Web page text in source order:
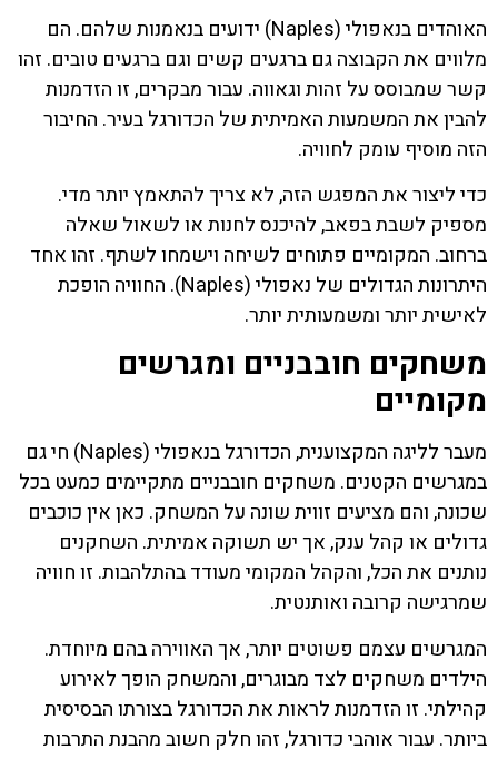
האוהדים בנאפולי (Naples) ידועים בנאמנות שלהם. הם
מלווים את הקבוצה גם ברגעים קשים וגם ברגעים טובים. זהו
קשר שמבוסס על זהות וגאווה. עבור מבקרים, זו הזדמנות
להבין את המשמעות האמיתית של הכדורגל בעיר. החיבור
הזה מוסיף עומק לחוויה.
כדי ליצור את המפגש הזה, לא צריך להתאמץ יותר מדי.
מספיק לשבת בפאב, להיכנס לחנות או לשאול שאלה
ברחוב. המקומיים פתוחים לשיחה וישמחו לשתף. זהו אחד
היתרונות הגדולים של נאפולי (Naples). החוויה הופכת
לאישית יותר ומשמעותית יותר.
משחקים חובבניים ומגרשים
מקומיים
מעבר לליגה המקצוענית, הכדורגל בנאפולי (Naples) חי גם
במגרשים הקטנים. משחקים חובבניים מתקיימים כמעט בכל
שכונה, והם מציעים זווית שונה על המשחק. כאן אין כוכבים
גדולים או קהל ענק, אך יש תשוקה אמיתית. השחקנים
נותנים את הכל, והקהל המקומי מעודד בהתלהבות. זו חוויה
שמרגישה קרובה ואותנטית.
המגרשים עצמם פשוטים יותר, אך האווירה בהם מיוחדת.
הילדים משחקים לצד מבוגרים, והמשחק הופך לאירוע
קהילתי. זו הזדמנות לראות את הכדורגל בצורתו הבסיסית
ביותר. עבור אוהבי כדורגל, זהו חלק חשוב מהבנת התרבות